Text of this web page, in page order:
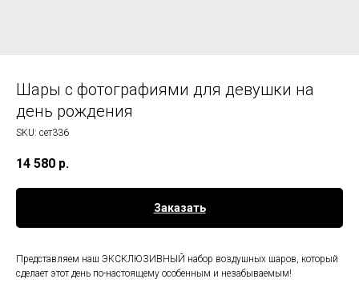
Шары с фотографиями для девушки на
день рождения
SKU: сет336
14 580 р.
Заказать
Представляем наш ЭКСКЛЮЗИВНЫЙ набор воздушных шаров, который
сделает этот день по-настоящему особенным и незабываемым!